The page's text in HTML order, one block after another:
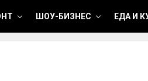
ШОУ-БИЗНЕС ЕДА И